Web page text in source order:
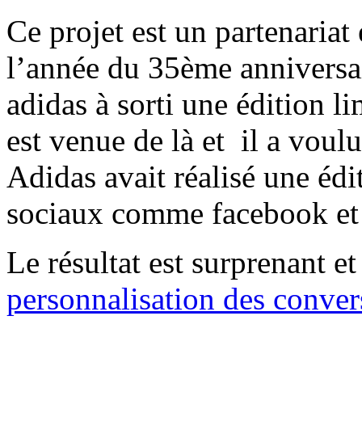
Ce projet est un
l’année du 35ème
adidas à sorti une édition
est venue de là et il a
Adidas avait réalisé une
sociaux comme facebook
Le résultat est surprenant
personnalisation des